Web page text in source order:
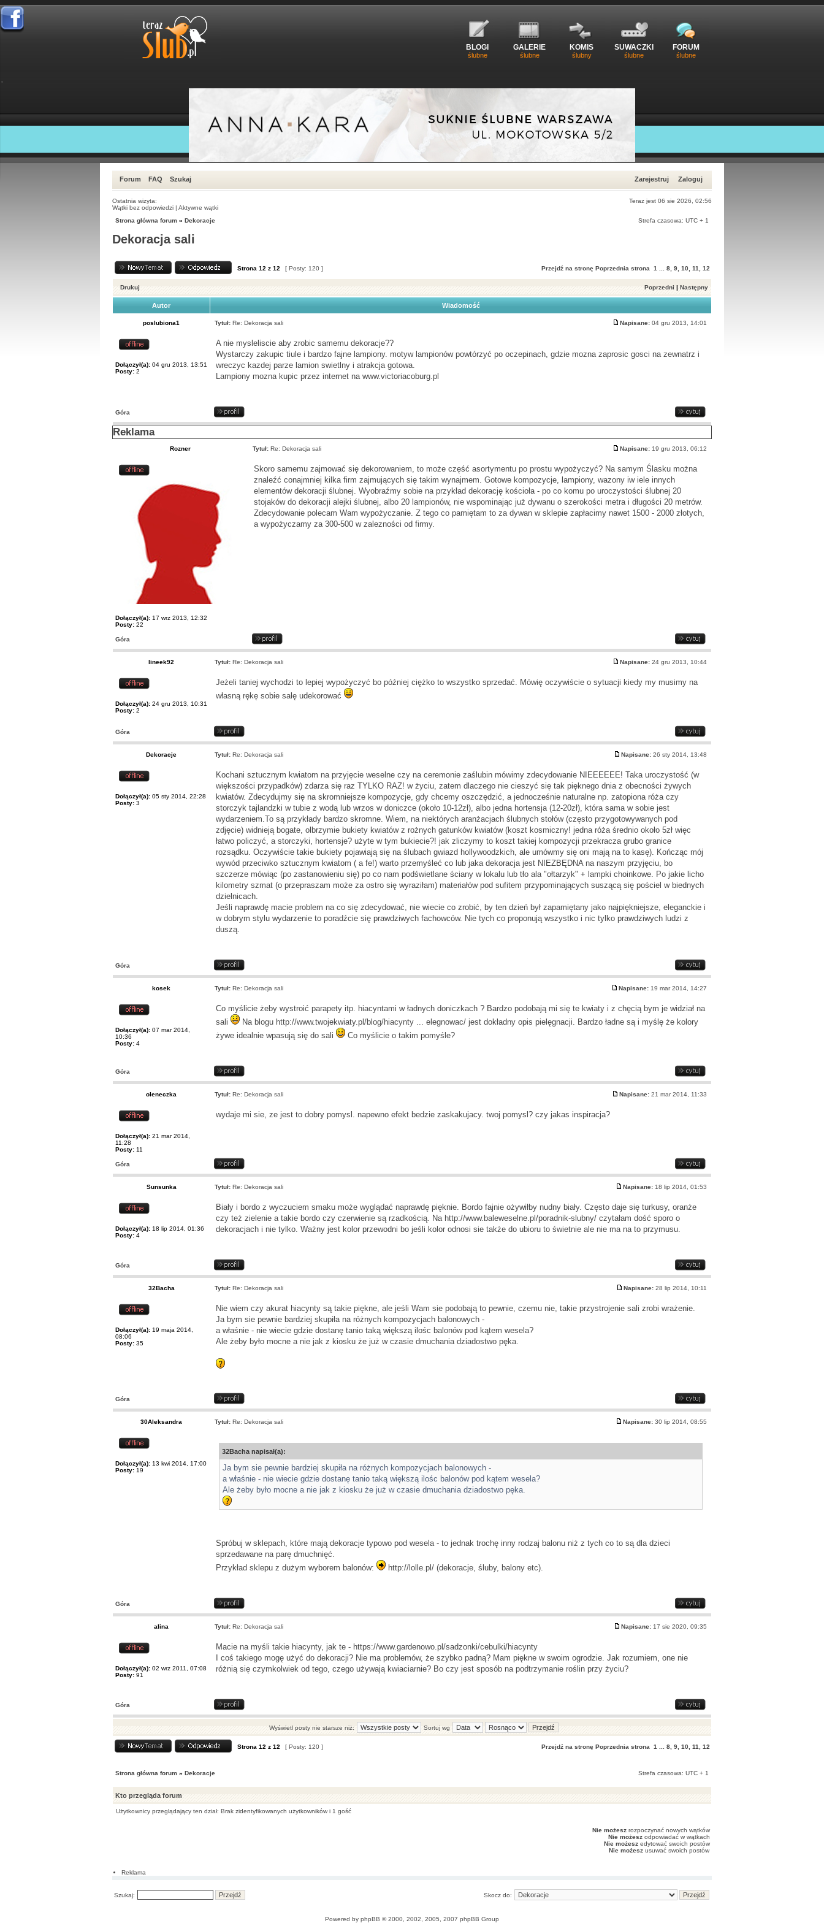
BLOGI
ślubne
GALERIE
ślubne
KOMIS
ślubny
SUWACZKI
ślubne
FORUM
ślubne
Forum FAQ Szukaj Zarejestruj Zaloguj
Ostatnia wizyta:
Teraz jest 06 sie 2026, 02:56
Wątki bez odpowiedzi | Aktywne wątki
Strona główna forum » Dekoracje Strefa czasowa: UTC + 1
Dekoracja sali
Strona 12 z 12 [ Posty: 120 ] Przejdź na stronę Poprzednia strona 1 8 9 10 11 12
Drukuj Poprzedni | Następny
Autor Wiadomość
poslubiona1 Tytuł: Re: Dekoracja sali Napisane: 04 gru 2013, 14:01
Dołączył(a): 04 gru 2013, 13:51
Posty: 2
A nie mysleliscie aby zrobic samemu dekoracje??
Wystarczy zakupic tiule i bardzo fajne lampiony. motyw lampionów powtórzyć po oczepinach, gdzie mozna zaprosic gosci na zewnatrz i
wreczyc kazdej parze lamion swietlny i atrakcja gotowa.
Lampiony mozna kupic przez internet na www.victoriacoburg.pl
Góra
Reklama
Rozner Tytuł: Re: Dekoracja sali Napisane: 19 gru 2013, 06:12
Dołączył(a): 17 wrz 2013, 12:32
Posty: 22
Skoro samemu zajmować się dekorowaniem, to może część asortymentu po prostu wypożyczyć? Na samym Ślasku można
znaleźć conajmniej kilka firm zajmujących się takim wynajmem. Gotowe kompozycje, lampiony, wazony iw iele innych
elementów dekoracji ślubnej. Wyobraźmy sobie na przykład dekorację kościoła - po co komu po uroczystości ślubnej 20
stojaków do dekoracji alejki ślubnej, albo 20 lampionów, nie wspominając już dywanu o szerokości metra i długości 20 metrów.
Zdecydowanie polecam Wam wypożyczanie. Z tego co pamiętam to za dywan w sklepie zapłacimy nawet 1500 - 2000 złotych,
a wypożyczamy za 300-500 w zalezności od firmy.
Góra
lineek92 Tytuł: Re: Dekoracja sali Napisane: 24 gru 2013, 10:44
Dołączył(a): 24 gru 2013, 10:31
Posty: 2
Jeżeli taniej wychodzi to lepiej wypożyczyć bo później ciężko to wszystko sprzedać. Mówię oczywiście o sytuacji kiedy my musimy na
własną rękę sobie salę udekorować
Góra
Dekoracje Tytuł: Re: Dekoracja sali Napisane: 26 sty 2014, 13:48
Dołączył(a): 05 sty 2014, 22:28
Posty: 3
Kochani sztucznym kwiatom na przyjęcie weselne czy na ceremonie zaślubin mówimy zdecydowanie NIEEEEEE! Taka uroczystość (w
większości przypadków) zdarza się raz TYLKO RAZ! w życiu, zatem dlaczego nie cieszyć się tak pięknego dnia z obecności żywych
kwiatów. Zdecydujmy się na skromniejsze kompozycje, gdy chcemy oszczędzić, a jednocześnie naturalne np. zatopiona róża czy
storczyk tajlandzki w tubie z wodą lub wrzos w doniczce (około 10-12zł), albo jedna hortensja (12-20zł), która sama w sobie jest
wydarzeniem.To są przykłady bardzo skromne. Wiem, na niektórych aranżacjach ślubnych stołów (często przygotowywanych pod
zdjęcie) widnieją bogate, olbrzymie bukiety kwiatów z rożnych gatunków kwiatów (koszt kosmiczny! jedna róża średnio około 5zł więc
łatwo policzyć, a storczyki, hortensje? użyte w tym bukiecie?! jak zliczymy to koszt takiej kompozycji przekracza grubo granice
rozsądku. Oczywiście takie bukiety pojawiają się na ślubach gwiazd hollywoodzkich, ale umówmy się oni mają na to kasę). Kończąc mój
wywód przeciwko sztucznym kwiatom ( a fe!) warto przemyśleć co lub jaka dekoracja jest NIEZBĘDNA na naszym przyjęciu, bo
szczerze mówiąc (po zastanowieniu się) po co nam podświetlane ściany w lokalu lub tło ala "ołtarzyk" + lampki choinkowe. Po jakie licho
kilometry szmat (o przepraszam może za ostro się wyraziłam) materiałów pod sufitem przypominających suszącą się pościel w biednych
dzielnicach.
Jeśli naprawdę macie problem na co się zdecydować, nie wiecie co zrobić, by ten dzień był zapamiętany jako najpiękniejsze, eleganckie i
w dobrym stylu wydarzenie to poradźcie się prawdziwych fachowców. Nie tych co proponują wszystko i nic tylko prawdziwych ludzi z
duszą.
Góra
kosek Tytuł: Re: Dekoracja sali Napisane: 19 mar 2014, 14:27
Dołączył(a): 07 mar 2014,
10:36
Posty: 4
Co myślicie żeby wystroić parapety itp. hiacyntami w ładnych doniczkach ? Bardzo podobają mi się te kwiaty i z chęcią bym je widział na
sali
Na blogu http://www.twojekwiaty.pl/blog/hiacynty ... elegnowac/ jest dokładny opis pielęgnacji. Bardzo ładne są i myślę że kolory
żywe idealnie wpasują się do sali
Co myślicie o takim pomyśle?
Góra
oleneczka Tytuł: Re: Dekoracja sali Napisane: 21 mar 2014, 11:33
Dołączył(a): 21 mar 2014,
11:28
Posty: 11
wydaje mi sie, ze jest to dobry pomysl. napewno efekt bedzie zaskakujacy. twoj pomysl? czy jakas inspiracja?
Góra
Sunsunka Tytuł: Re: Dekoracja sali Napisane: 18 lip 2014, 01:53
Dołączył(a): 18 lip 2014, 01:36
Posty: 4
Biały i bordo z wyczuciem smaku może wyglądać naprawdę pięknie. Bordo fajnie ożywiłby nudny biały. Często daje się turkusy, oranże
czy też zielenie a takie bordo czy czerwienie są rzadkością. Na http://www.baleweselne.pl/poradnik-slubny/ czytałam dość sporo o
dekoracjach i nie tylko. Ważny jest kolor przewodni bo jeśli kolor odnosi sie także do ubioru to świetnie ale nie ma na to przymusu.
Góra
32Bacha Tytuł: Re: Dekoracja sali Napisane: 28 lip 2014, 10:11
Dołączył(a): 19 maja 2014,
08:06
Posty: 35
Nie wiem czy akurat hiacynty są takie piękne, ale jeśli Wam sie podobają to pewnie, czemu nie, takie przystrojenie sali zrobi wrażenie.
Ja bym sie pewnie bardziej skupiła na różnych kompozycjach balonowych -
a właśnie - nie wiecie gdzie dostanę tanio taką większą ilośc balonów pod kątem wesela?
Ale żeby było mocne a nie jak z kiosku że już w czasie dmuchania dziadostwo pęka.
Góra
30Aleksandra Tytuł: Re: Dekoracja sali Napisane: 30 lip 2014, 08:55
Dołączył(a): 13 kwi 2014, 17:00
Posty: 19
32Bacha napisał(a):
Ja bym sie pewnie bardziej skupiła na różnych kompozycjach balonowych -
a właśnie - nie wiecie gdzie dostanę tanio taką większą ilośc balonów pod kątem wesela?
Ale żeby było mocne a nie jak z kiosku że już w czasie dmuchania dziadostwo pęka.
Spróbuj w sklepach, które mają dekoracje typowo pod wesela - to jednak trochę inny rodzaj balonu niż z tych co to są dla dzieci
sprzedawane na parę dmuchnięć.
Przykład sklepu z dużym wyborem balonów:
http://lolle.pl/ (dekoracje, śluby, balony etc).
Góra
alina Tytuł: Re: Dekoracja sali Napisane: 17 sie 2020, 09:35
Dołączył(a): 02 wrz 2011, 07:08
Posty: 91
Macie na myśli takie hiacynty, jak te - https://www.gardenowo.pl/sadzonki/cebulki/hiacynty
I coś takiego mogę użyć do dekoracji? Nie ma problemów, że szybko padną? Mam piękne w swoim ogrodzie. Jak rozumiem, one nie
różnią się czymkolwiek od tego, czego używają kwiaciarnie? Bo czy jest sposób na podtrzymanie roślin przy życiu?
Góra
Wyświetl posty nie starsze niż: Sortuj wg
Strona 12 z 12 [ Posty: 120 ] Przejdź na stronę Poprzednia strona 1 8 9 10 11 12
Strona główna forum » Dekoracje Strefa czasowa: UTC + 1
Kto przegląda forum
Użytkownicy przeglądający ten dział: Brak zidentyfikowanych użytkowników i 1 gość
Nie możesz rozpoczynać nowych wątków
Nie możesz odpowiadać w wątkach
Nie możesz edytować swoich postów
Nie możesz usuwać swoich postów
Reklama
Szukaj: Skocz do:
Powered by phpBB © 2000, 2002, 2005, 2007 phpBB Group